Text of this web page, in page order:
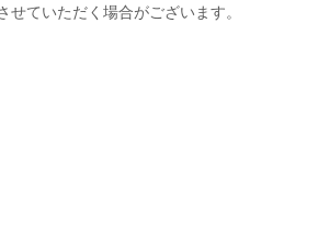
ていただく場合がございます。